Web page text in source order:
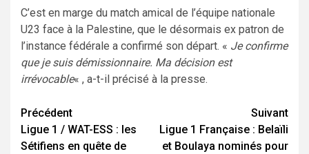
C’est en marge du match amical de l’équipe nationale
U23 face à la Palestine, que le désormais ex patron de
l’instance fédérale a confirmé son départ. « Je confirme
que je suis démissionnaire. Ma décision est
irrévocable« , a-t-il précisé à la presse.
Navigation
d’article
Précédent
Ligue 1 / WAT-ESS : les
Sétifiens en quête de
Suivant
Ligue 1 Française : Belaïli
et Boulaya nominés pour